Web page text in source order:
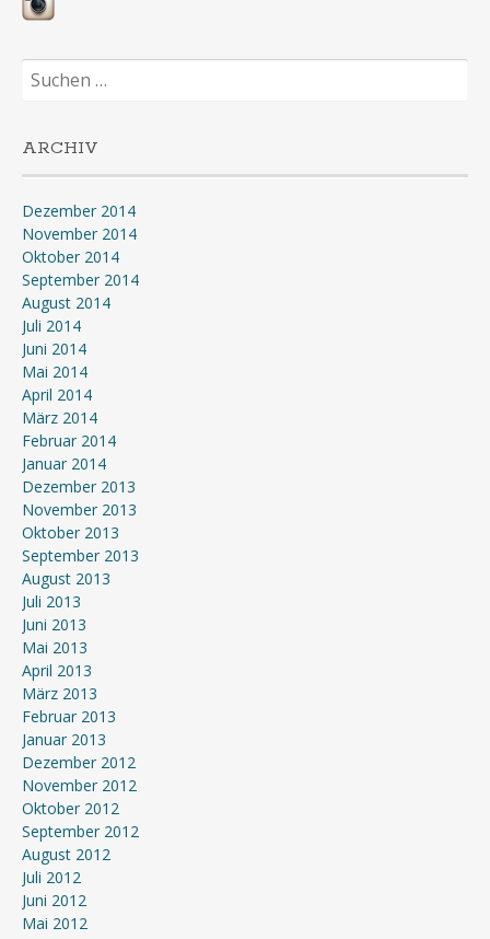
Suchen
nach:
ARCHIV
Dezember 2014
November 2014
Oktober 2014
September 2014
August 2014
Juli 2014
Juni 2014
Mai 2014
April 2014
März 2014
Februar 2014
Januar 2014
Dezember 2013
November 2013
Oktober 2013
September 2013
August 2013
Juli 2013
Juni 2013
Mai 2013
April 2013
März 2013
Februar 2013
Januar 2013
Dezember 2012
November 2012
Oktober 2012
September 2012
August 2012
Juli 2012
Juni 2012
Mai 2012